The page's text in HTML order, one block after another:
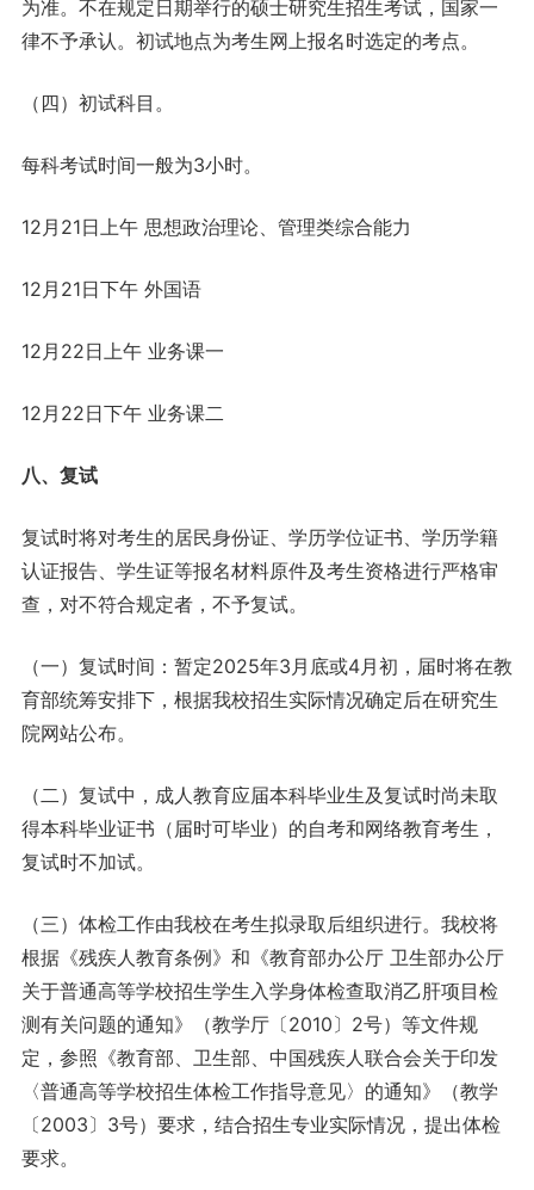
为准。不在规定日期举行的硕士研究生招生考试，国家一
律不予承认。初试地点为考生网上报名时选定的考点。
（四）初试科目。
每科考试时间一般为3小时。
12月21日上午 思想政治理论、管理类综合能力
12月21日下午 外国语
12月22日上午 业务课一
12月22日下午 业务课二
八、复试
复试时将对考生的居民身份证、学历学位证书、学历学籍
认证报告、学生证等报名材料原件及考生资格进行严格审
查，对不符合规定者，不予复试。
（一）复试时间：暂定2025年3月底或4月初，届时将在教
育部统筹安排下，根据我校招生实际情况确定后在研究生
院网站公布。
（二）复试中，成人教育应届本科毕业生及复试时尚未取
得本科毕业证书（届时可毕业）的自考和网络教育考生，
复试时不加试。
（三）体检工作由我校在考生拟录取后组织进行。我校将
根据《残疾人教育条例》和《教育部办公厅 卫生部办公厅
关于普通高等学校招生学生入学身体检查取消乙肝项目检
测有关问题的通知》（教学厅〔2010〕2号）等文件规
定，参照《教育部、卫生部、中国残疾人联合会关于印发
〈普通高等学校招生体检工作指导意见〉的通知》（教学
〔2003〕3号）要求，结合招生专业实际情况，提出体检
要求。